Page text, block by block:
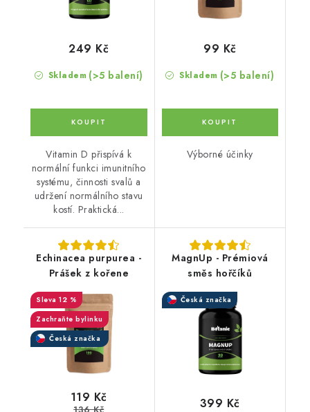
Skladem (>5 balení)
249 Kč
Vitamin D přispívá k
normální funkci imunitního
systému, činnosti svalů a
udržení normálního stavu
kostí. Praktická...
Skladem (>5 balení)
99 Kč
Výborné účinky
Echinacea purpurea -
Prášek z kořene
12 %
Zachraňte bylinku
Česká značka
119 Kč
MagnUp - Prémiová
směs hořčíků
Česká značka
399 Kč